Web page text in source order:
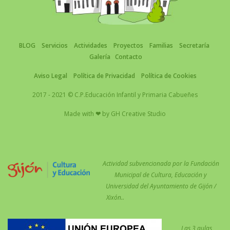
BLOG Servicios Actividades Proyectos Familias
Secretaría
Galería
Contacto
Aviso Legal Política de Privacidad Política de Cookies
2017 - 2021 © C.P.Educación Infantil y Primaria Cabueñes
Made with ❤ by GH Creative Studio
Actividad subvencionada por la Fundación
Municipal de Cultura, Educación y
Universidad del Ayuntamiento de Gijón /
Xixón..
Las 3 aulas